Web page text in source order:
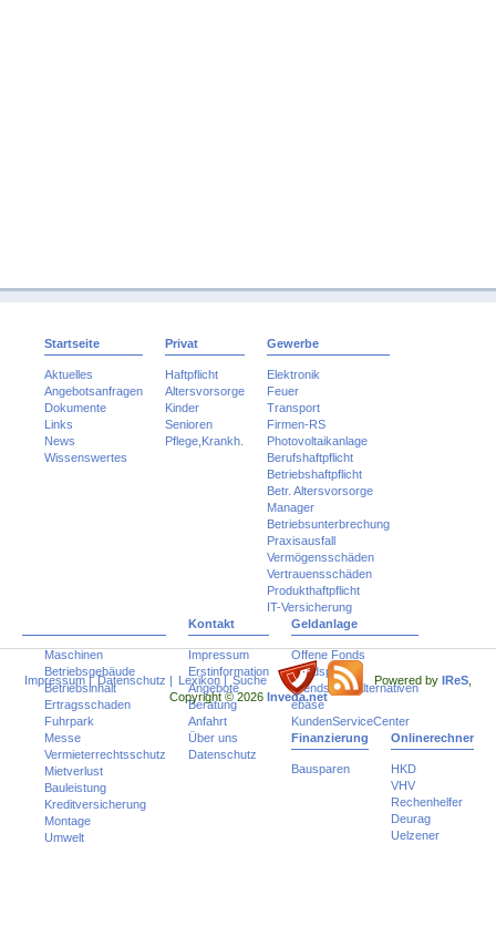
Startseite
Aktuelles
Angebotsanfragen
Dokumente
Links
News
Wissenswertes
Privat
Haftpflicht
Altersvorsorge
Kinder
Senioren
Pflege,Krankh.
Gewerbe
Elektronik
Feuer
Transport
Firmen-RS
Photovoltaikanlage
Berufshaftpflicht
Betriebshaftpflicht
Betr. Altersvorsorge
Manager
Betriebsunterbrechung
Praxisausfall
Vermögensschäden
Vertrauensschäden
Produkthaftpflicht
IT-Versicherung
Maschinen
Betriebsgebäude
Betriebsinhalt
Ertragsschaden
Fuhrpark
Messe
Vermieterrechtsschutz
Mietverlust
Bauleistung
Kreditversicherung
Montage
Umwelt
Kontakt
Impressum
Erstinformation
Angebote
Beratung
Anfahrt
Über uns
Datenschutz
Geldanlage
Offene Fonds
Fondspolicen
Trends und Alternativen
ebase
KundenServiceCenter
Finanzierung
Bausparen
Onlinerechner
HKD
VHV
Rechenhelfer
Deurag
Uelzener
Impressum| Datenschutz | Lexikon| Suche Powered by IReS
Copyright © 2026 Inveda.net